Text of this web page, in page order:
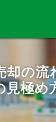
却の流
見極め